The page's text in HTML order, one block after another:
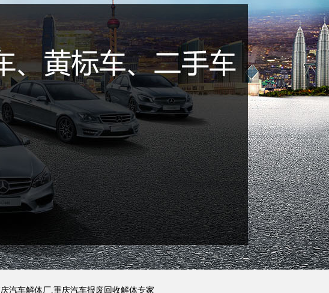
汽车解体厂,重庆汽车报废回收解体专家